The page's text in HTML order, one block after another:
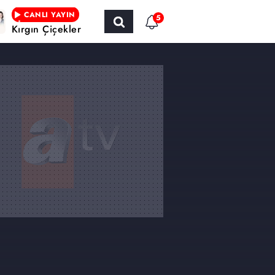
CANLI YAYIN
Kırgın Çiçekler
5